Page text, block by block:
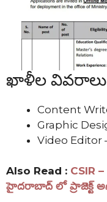
ఖాళీల వివరాలు
Content
Graphic
Video Editor
Also Read : CSIR
హైదరాబాద్ లో ప్రాజెక్ట్